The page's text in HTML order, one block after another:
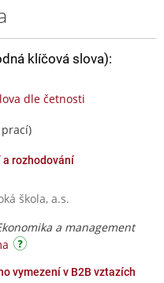
klíčová slova):
dle četnosti
a rozhodování
škola, a.s.
a management
vymezení v B2B vztazích